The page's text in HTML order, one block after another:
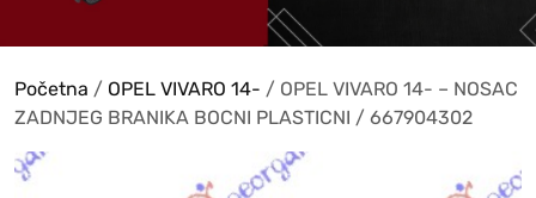
Početna / OPEL VIVARO 14- / OPEL VIVARO 14- – NOSAC
ZADNJEG BRANIKA BOCNI PLASTICNI / 667904302